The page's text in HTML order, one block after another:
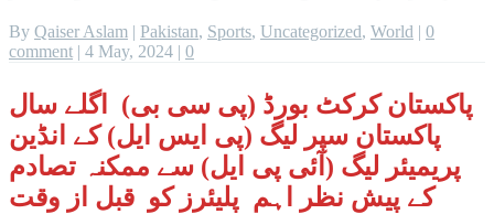
By Qaiser Aslam | Pakistan, Sports, Uncategorized, World | 0
comment | 4 May, 2024 | 0
پاکستان کرکٹ بورڈ (پی سی بی) اگلے سال
پاکستان سپر لیگ (پی ایس ایل) کے انڈین
پریمیئر لیگ (آئی پی ایل) سے ممکنہ تصادم
کے پیش نظر اہم پلیئرز کو قبل از وقت